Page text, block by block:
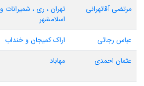
مرتضی آقاتهرانی
تهران ، ری ، شمیرانات و
اسلامشهر
عباس رجائی اراک کمیجان و خنداب
عثمان احمدی
مهاباد